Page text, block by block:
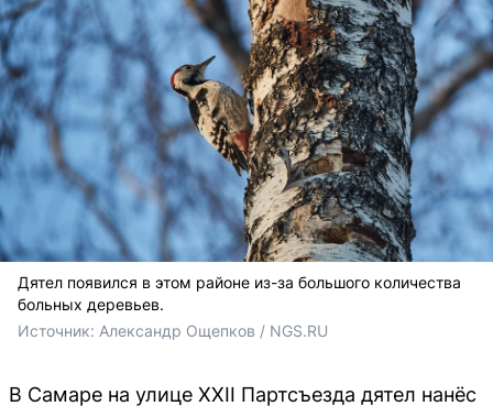
Дятел появился в этом районе из-за большого количества
больных деревьев.
Источник: Александр Ощепков / NGS.RU
В Самаре на улице XXII Партсъезда дятел нанёс